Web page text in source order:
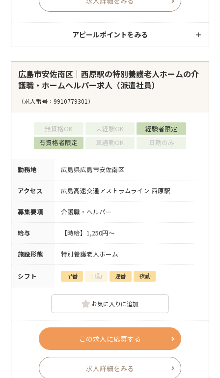
アピールポイントをみる
広島市安佐南区｜西原駅の特別養護老人ホームの介
護職・ホームヘルパー求人（派遣社員）
（求人番号：9910779301）
無資格OK 未経験OK
経験者限定
有資格者限定
車通勤OK 日勤のみ
勤務地 広島県広島市安佐南区
アクセス 広島高速交通アストラムライン 西原駅
募集要項 介護職・ヘルパー
給与 【時給】1,250円～
施設形態 特別養護老人ホーム
シフト 早番 日勤 遅番 夜勤
お気に入りに追加
この求人に応募する
求人詳細をみる